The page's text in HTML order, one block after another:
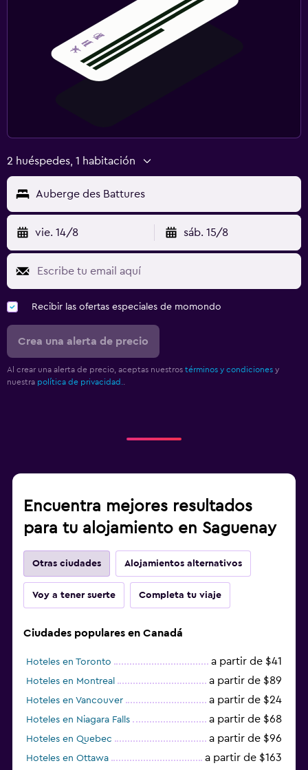
2 huéspedes, 1 habitación
Auberge des Battures
vie. 14/8 sáb. 15/8
Recibir las ofertas especiales de momondo
Crea una alerta de precio
Al crear una alerta de precio, aceptas nuestros términos y condiciones y
nuestra política de privacidad.
Encuentra mejores resultados
para tu alojamiento en Saguenay
Otras ciudades Alojamientos alternativos
Voy a tener suerte Completa tu viaje
Ciudades populares en Canadá
Hoteles en Toronto a partir de $41
Hoteles en Montreal a partir de $89
Hoteles en Vancouver a partir de $24
Hoteles en Niagara Falls a partir de $68
Hoteles en Quebec a partir de $96
Hoteles en Ottawa a partir de $163